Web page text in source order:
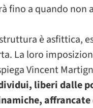
fino a quando non
è asfittica,
La loro
Vincent
liberi dalle
affrancate